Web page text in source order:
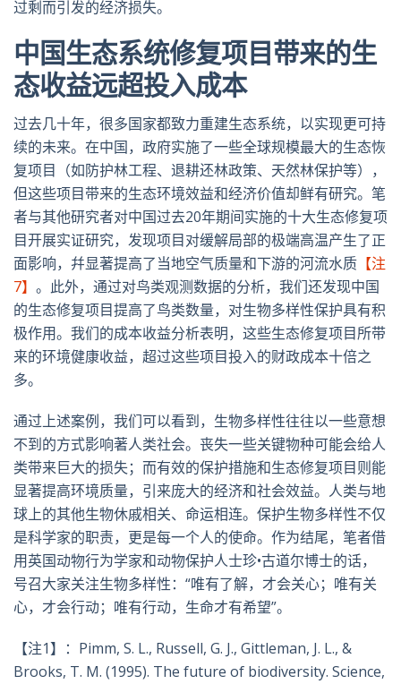
过剩而引发的经济损失。
中国生态系统修复项目带来的生
态收益远超投入成本
过去几十年，很多国家都致力重建生态系统，以实现更可持
续的未来。在中国，政府实施了一些全球规模最大的生态恢
复项目（如防护林工程、退耕还林政策、天然林保护等），
但这些项目带来的生态环境效益和经济价值却鲜有研究。笔
者与其他研究者对中国过去20年期间实施的十大生态修复项
目开展实证研究，发现项目对缓解局部的极端高温产生了正
面影响，幷显著提高了当地空气质量和下游的河流水质 【注
7】 。此外，通过对鸟类观测数据的分析，我们还发现中国
的生态修复项目提高了鸟类数量，对生物多样性保护具有积
极作用。我们的成本收益分析表明，这些生态修复项目所带
来的环境健康收益，超过这些项目投入的财政成本十倍之
多。
通过上述案例，我们可以看到，生物多样性往往以一些意想
不到的方式影响著人类社会。丧失一些关键物种可能会给人
类带来巨大的损失；而有效的保护措施和生态修复项目则能
显著提高环境质量，引来庞大的经济和社会效益。人类与地
球上的其他生物休戚相关、命运相连。保护生物多样性不仅
是科学家的职责，更是每一个人的使命。作为结尾，笔者借
用英国动物行为学家和动物保护人士珍•古道尔博士的话，
号召大家关注生物多样性：“唯有了解，才会关心；唯有关
心，才会行动；唯有行动，生命才有希望”。
【注1】： Pimm, S. L., Russell, G. J., Gittleman, J. L., &
Brooks, T. M. (1995). The future of biodiversity. Science,